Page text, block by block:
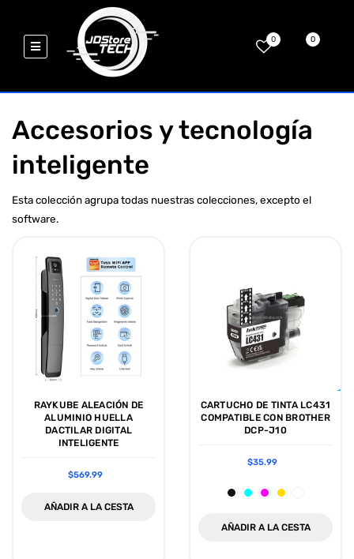
0 0
Accesorios y tecnología
inteligente
Esta colección agrupa todas nuestras colecciones, excepto el
software.
RAYKUBE ALEACIÓN DE
ALUMINIO HUELLA
DACTILAR DIGITAL
INTELIGENTE
$569.99
AÑADIR A LA CESTA
CARTUCHO DE TINTA LC431
COMPATIBLE CON BROTHER
DCP-J10
$35.99
AÑADIR A LA CESTA